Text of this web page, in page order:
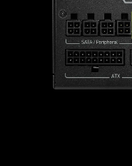
Sprawność
na zużycie
efektywności
gwarantując,